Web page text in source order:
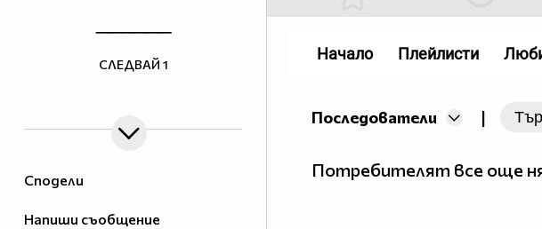
Сподели
Напиши съобщение
СЛЕДВАЙ 1
Последователи |
Потребителят все още
Начало Плейлисти